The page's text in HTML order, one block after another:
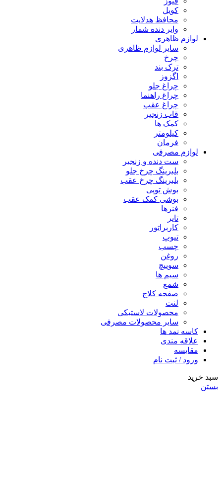
کویل
محافظ هدلایت
وایر دنده شمار
لوازم ظاهری
سایر لوازم ظاهری
چرخ
ترک بند
اگزوز
چراغ جلو
چراغ راهنما
چراغ عقب
قاب زنجیر
کمک ها
کیلومتر
فرمان
لوازم مصرفی
ست دنده و زنجیر
بلبرینگ چرخ جلو
بلبرینگ چرخ عقب
بوش توپی
بوشی کمک عقب
فنرها
تایر
کاربراتور
تیوپ
چسب
روغن
سوییچ
سیم ها
شمع
صفحه کلاج
لنت
محصولات لاستیکی
سایر محصولات مصرفی
کاسه نمد ها
علاقه مندی
مقایسه
ورود / ثبت نام
سبد خرید
بستن